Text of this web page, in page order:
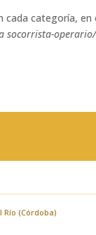
cada categoría, en
socorrista-
Río (Córdoba)